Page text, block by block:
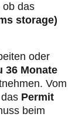
ob das
storage)
oder
36 Monate
Vom
Permit
beim